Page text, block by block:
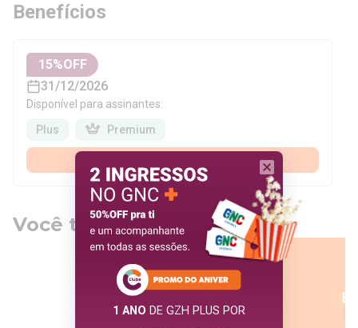
Benefícios
15%OFF
31/12/2026
Disponível para assinantes:
Plus
Premium
Você também pode gostar